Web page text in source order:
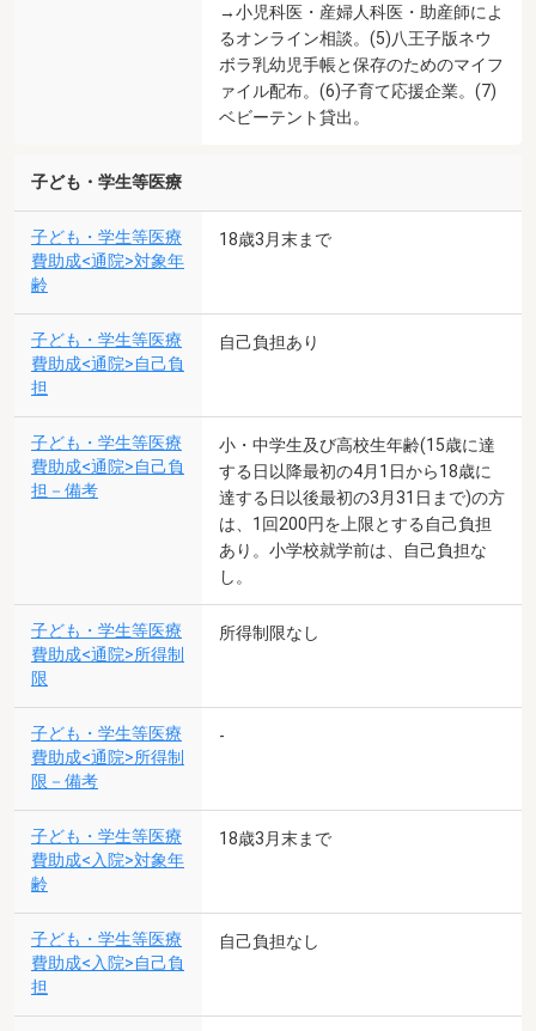
→小児科医・産婦人科医・助産師によ
るオンライン相談。(5)八王子版ネウ
ボラ乳幼児手帳と保存のためのマイフ
ァイル配布。(6)子育て応援企業。(7)
ベビーテント貸出。
子ども・学生等医療
子ども・学生等医療
費助成<通院>対象年
齢
18歳3月末まで
子ども・学生等医療
費助成<通院>自己負
担
自己負担あり
子ども・学生等医療
費助成<通院>自己負
担－備考
小・中学生及び高校生年齢(15歳に達
する日以降最初の4月1日から18歳に
達する日以後最初の3月31日まで)の方
は、1回200円を上限とする自己負担
あり。小学校就学前は、自己負担な
し。
子ども・学生等医療
費助成<通院>所得制
限
所得制限なし
子ども・学生等医療
費助成<通院>所得制
限－備考
-
子ども・学生等医療
費助成<入院>対象年
齢
18歳3月末まで
子ども・学生等医療
費助成<入院>自己負
担
自己負担なし